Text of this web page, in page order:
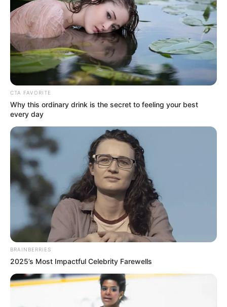
สีแดง เลือดหมู
ขอบคุณรูปเสื้อผ้าสวยๆจากเพจ : Phatcha Brand:Le’
Lys – เลอลิส
ข้อมูลที่เกี่ยวข้อง
ห้องไหน ทิศไหนใช้ไฟสีอะไร ฮวงจุ้ยธาตุไฟเสริมโชคลาภ
ให้อยู่เย็นเป็นสุข
สีผมมงคล 2566 เสริมดวงสวยหล่อตามวันเกิด
CTA FAVORITE
Why this ordinary drink is the secret to feeling your best
every day
BRAINBERRIES
2025’s Most Impactful Celebrity Farewells